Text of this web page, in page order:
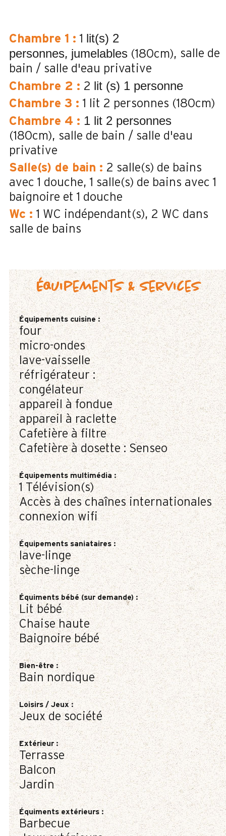
Chambre 1 : 1 lit(s) 2
personnes jumelables (180cm)
salle de
bain / salle d'eau privative
Chambre 2 : 2 lit (s) 1 personne
Chambre 3 : 1 lit 2 personnes (180cm)
Chambre 4 : 1 lit 2 personnes
(180cm)
salle de bain / salle d'eau
privative
Salle(s) de bain : 2 salle(s) de bains
avec 1 douche 1 salle(s) de bains avec 1
baignoire et 1 douche
Wc : 1 WC indépendant(s) 2 WC dans
salle de bains
Équipements & services
Équipements cuisine:
four
micro-ondes
lave-vaisselle
réfrigérateur :
congélateur
appareil à fondue
appareil à raclette
Cafetière à filtre
Cafetière à dosette : Senseo
Équipements multimédia :
1 Télévision(s)
Accès à des chaînes internationales
connexion wifi
Équipements saniataires:
lave-linge
sèche-linge
Équiments bébé (sur demande):
Lit bébé
Chaise haute
Baignoire bébé
Bien-être:
Bain nordique
Loisirs / Jeux:
Jeux de société
Extérieur:
Terrasse
Balcon
Jardin
Équiments extérieurs :
Barbecue